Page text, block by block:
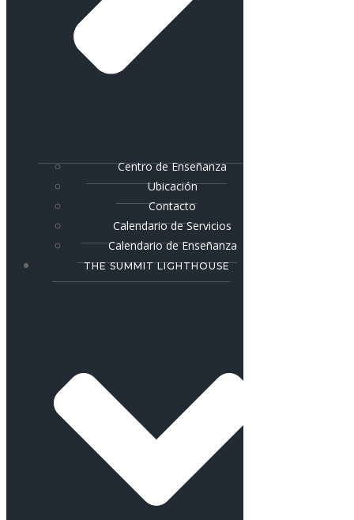
Centro de Enseñanza
Ubicación
Contacto
Calendario de Servicios
Calendario de Enseñanza
THE SUMMIT LIGHTHOUSE